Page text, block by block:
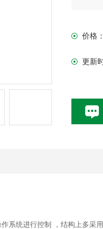
价格：
更新
系统进行控制 ，结构上多采